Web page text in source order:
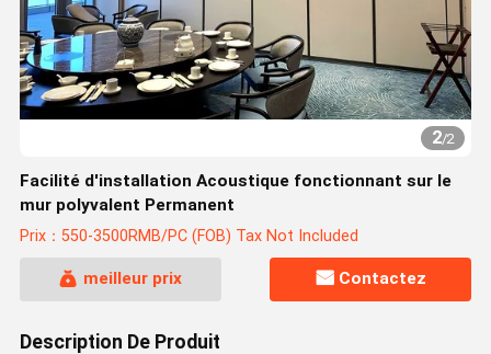
2/2
Facilité d'installation Acoustique fonctionnant sur le
mur polyvalent Permanent
Prix：550-3500RMB/PC (FOB) Tax Not Included
meilleur prix Contactez
Description De Produit